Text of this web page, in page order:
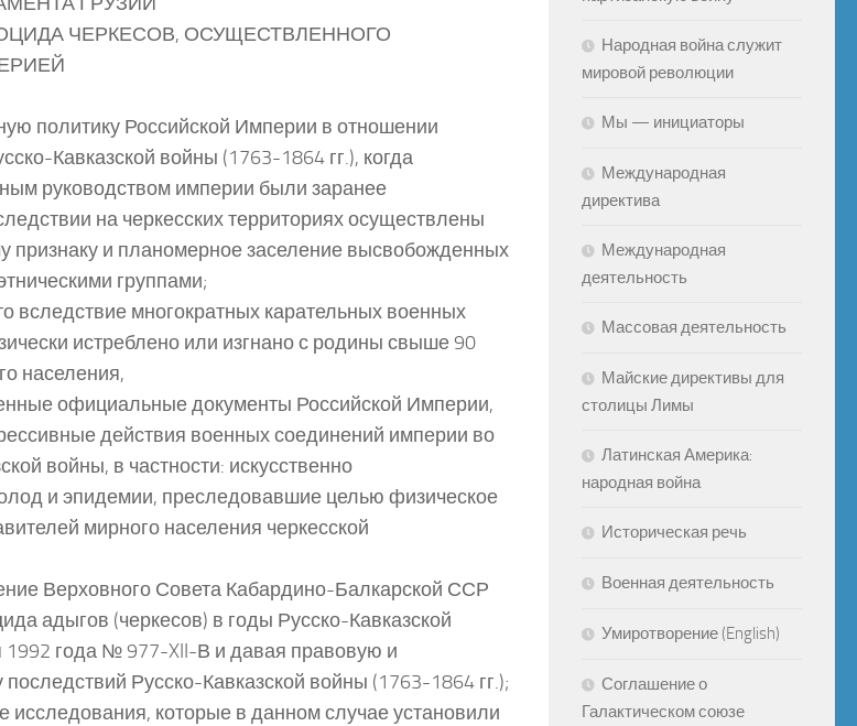
ЧЕРКЕСОВ, ОСУЩЕСТВЛЕННОГО
политику Российской Империи в отношении
Кавказской войны (1763-1864 гг.), когда
руководством империи были заранее
на черкесских территориях осуществлены
признаку и планомерное заселение высвобожденных
группами;
вследствие многократных карательных военных
истреблено или изгнано с родины свыше 90
населения,
официальные документы Российской Империи,
действия военных соединений империи во
войны, в частности: искусственно
и эпидемии, преследовавшие целью физическое
мирного населения черкесской
Верховного Совета Кабардино-Балкарской ССР
адыгов (черкесов) в годы Русско-Кавказской
года № 977-XII-В и давая правовую и
Русско-Кавказской войны (1763-1864 гг.);
исследования, которые в данном случае установили
Народная война служит
мировой революции
Мы — инициаторы
Международная
директива
Международная
деятельность
Массовая деятельность
Майские директивы для
столицы Лимы
Латинская Америка:
народная война
Историческая речь
Военная деятельность
Умиротворение (English)
Соглашение о
Галактическом союзе